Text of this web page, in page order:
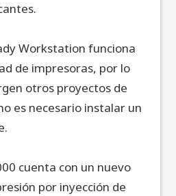
Workstation funciona
de impresoras, por lo
otros proyectos de
es necesario instalar un
cuenta con un nuevo
por inyección de